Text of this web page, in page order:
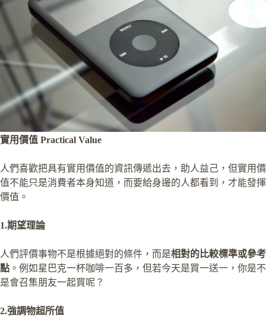
實用價值 Practical Value
人們喜歡把具有實用價值的資訊傳遞出去，助人益己，但實用價
值不能只是消費者本身知道，而要給身邊的人都看到，才能發揮
價值。
1.期望理論
人們評價事物不是根據絕對的條件，而是相對的比較標準或參考
點 。例如星巴克一杯咖啡一百多，但若今天是買一送一，你是不
是會召集朋友一起買呢？
2.強調物超所值